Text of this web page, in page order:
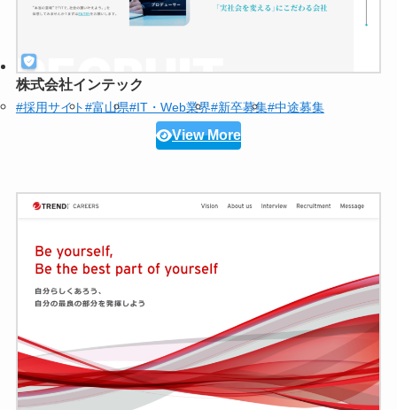
株式会社インテック
#採用サイト#富山県#IT・Web業界#新卒募集#中途募集
View More